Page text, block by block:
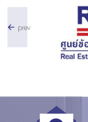
prev